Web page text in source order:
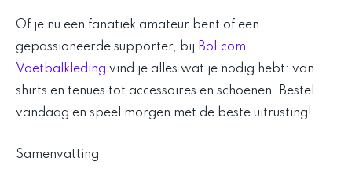
Of je nu een fanatiek amateur bent of een
gepassioneerde supporter, bij Bol.com
Voetbalkleding vind je alles wat je nodig hebt: van
shirts en tenues tot accessoires en schoenen. Bestel
vandaag en speel morgen met de beste uitrusting!
Samenvatting